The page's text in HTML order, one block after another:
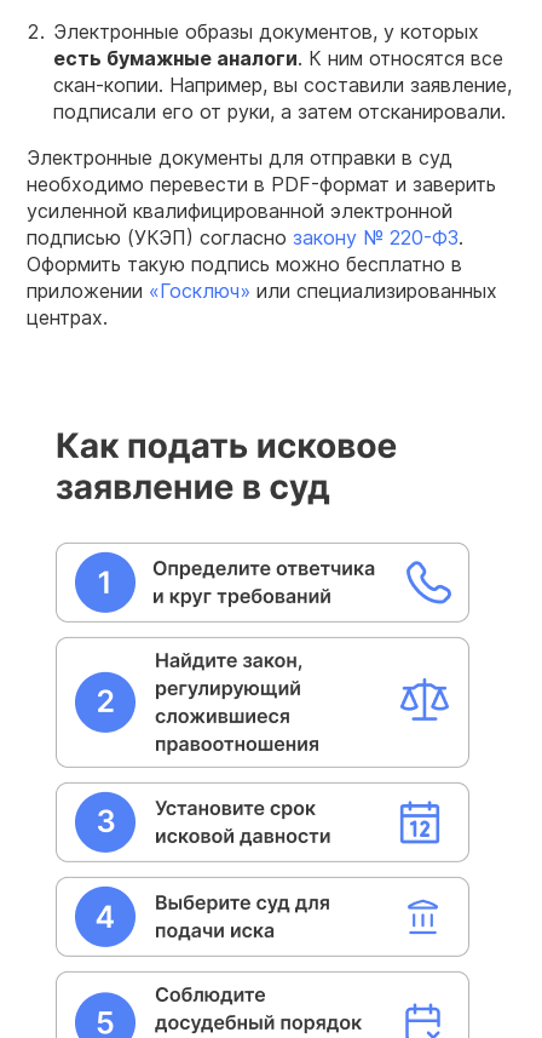
Электронные образы документов, у которых
есть бумажные аналоги. К ним относятся все
скан-копии. Например, вы составили заявление,
подписали его от руки, а затем отсканировали.
Электронные документы для отправки в суд
необходимо перевести в PDF-формат и заверить
усиленной квалифицированной электронной
подписью (УКЭП) согласно закону № 220-ФЗ.
Оформить такую подпись можно бесплатно в
приложении «Госключ» или специализированных
центрах.